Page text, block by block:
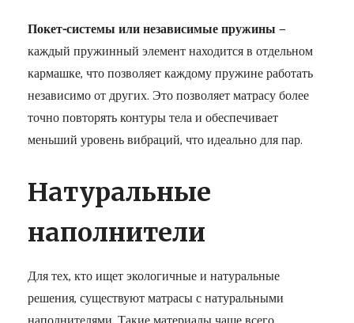
Покет-системы или независимые пружины—
каждый пружинный элемент находится в отдельном
кармашке, что позволяет каждому пружине работать
независимо от других. Это позволяет матрасу более
точно повторять контуры тела и обеспечивает
меньший уровень вибраций, что идеально для пар.
Натуральные
наполнители
Для тех, кто ищет экологичные и натуральные
решения, существуют матрасы с натуральными